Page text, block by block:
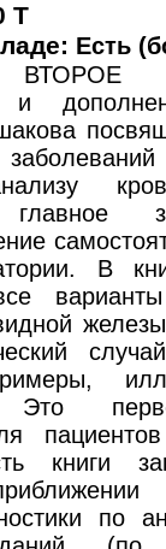
T
Есть
ВТОРОЕ
и
главное
В
Это
книги
по